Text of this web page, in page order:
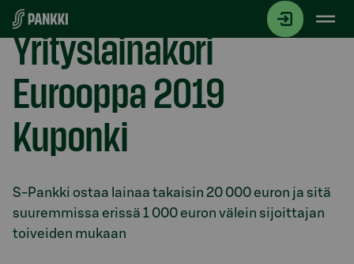
Siirry suoraan sisältöön
Yrityslainakori
Eurooppa 2019
Kuponki
Osio otsikolla
S-Pankki ostaa lainaa takaisin 20 000 euron ja sitä
suuremmissa erissä 1 000 euron välein sijoittajan
toiveiden mukaan